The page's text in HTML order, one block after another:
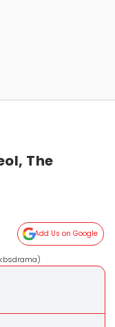
The
Add Us on Google